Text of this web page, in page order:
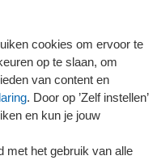
cookies om ervoor te
op te slaan, om
van content en
. Door op ’Zelf instellen’
en kun je jouw
met het gebruik van alle